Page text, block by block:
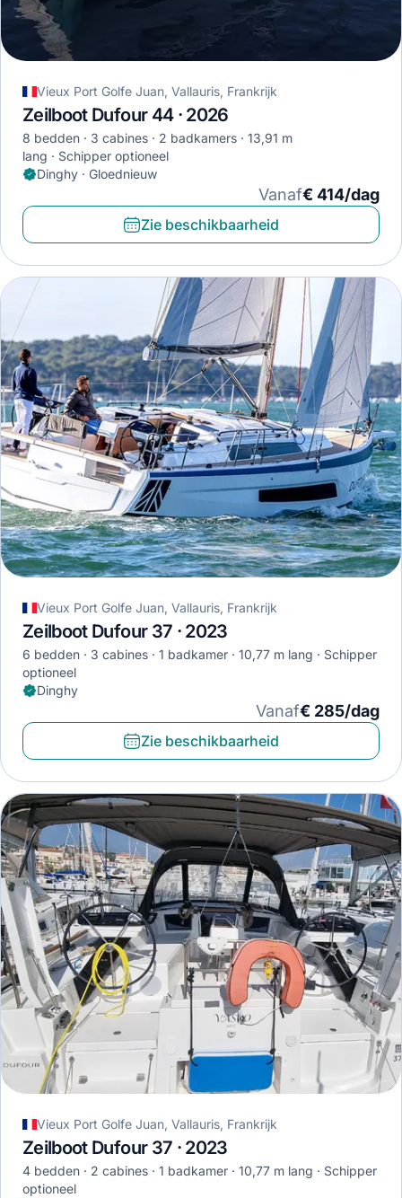
Vieux Port Golfe Juan, Vallauris, Frankrijk
Zeilboot Dufour 44 · 2026
8 bedden 3 cabines 2 badkamers
13,91 m
lang
Schipper optioneel
Dinghy · Gloednieuw
Vanaf€ 414/dag
Zie beschikbaarheid
Vieux Port Golfe Juan, Vallauris, Frankrijk
Zeilboot Dufour 37 · 2023
6 bedden 3 cabines 1 badkamer 10,77 m lang
Schipper
optioneel
Dinghy
Vanaf€ 285/dag
Zie beschikbaarheid
Vieux Port Golfe Juan, Vallauris, Frankrijk
Zeilboot Dufour 37 · 2023
4 bedden 2 cabines 1 badkamer 10,77 m lang
Schipper
optioneel